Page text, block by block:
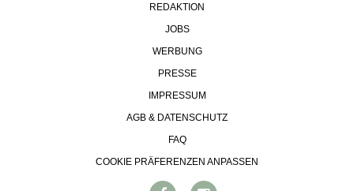
REDAKTION
JOBS
WERBUNG
PRESSE
IMPRESSUM
AGB & DATENSCHUTZ
FAQ
COOKIE PRÄFERENZEN ANPASSEN